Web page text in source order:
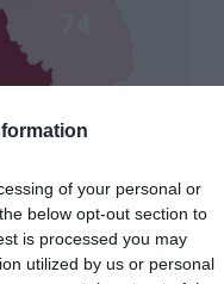
of your personal or
below opt-out section to
is processed you may
utilized by us or personal